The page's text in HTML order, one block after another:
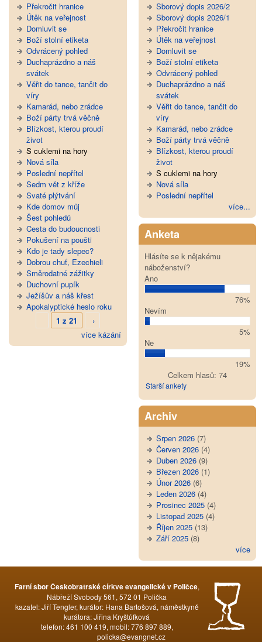
Překročit hranice
Útěk na veřejnost
Domluvit se
Boží stolní etiketa
Odvrácený pohled
Duchaprázdno a náš
svátek
Věřit do tance, tančit do
víry
Kamarád, nebo zrádce
Boží párty trvá věčně
Blízkost, kterou proudí
život
S cuklemi na hory
Nová síla
Poslední nepřítel
Sedm vět z kříže
Svaté plýtvání
Kde domov můj
Šest pohledů
Cesta do budoucnosti
Pokušení na poušti
Kdo je tady slepec?
Dobrou chuť, Ezechieli
Směrodatné zážitky
Duchovní pupík
Ježíšův a náš křest
Apokalyptické heslo roku
1 z 21
›
více kázání
Sborový dopis 2026/2
Sborový dopis 2026/1
Překročit hranice
Útěk na veřejnost
Domluvit se
Boží stolní etiketa
Odvrácený pohled
Duchaprázdno a náš
svátek
Věřit do tance, tančit do
víry
Kamarád, nebo zrádce
Boží párty trvá věčně
Blízkost, kterou proudí
život
S cuklemi na hory
Nová síla
Poslední nepřítel
více...
Anketa
Hlásíte se k nějakému
náboženství?
Ano
76%
Nevím
5%
Ne
19%
Celkem hlasů: 74
Starší ankety
Archiv
Srpen 2026(7)
Červen 2026(4)
Duben 2026(9)
Březen 2026(1)
Únor 2026(6)
Leden 2026(4)
Prosinec 2025(4)
Listopad 2025(4)
Říjen 2025(13)
Září 2025(8)
více
Farní sbor Českobratrské církve evangelické v Poličce,
Nábřeží Svobody 561, 572 01 Polička
kazatel: Jiří Tengler, kurátor: Hana Bartošová, náměstkyně
kurátora: Jiřina Kryštůfková
telefon: 461 100 419, mobil: 776 897 889,
policka@evangnet.cz